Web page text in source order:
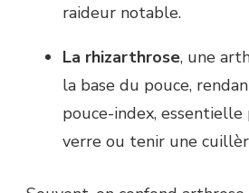
raideur notable.
La rhizarthrose, une
la base du pouce,
pouce-index,
verre ou tenir une